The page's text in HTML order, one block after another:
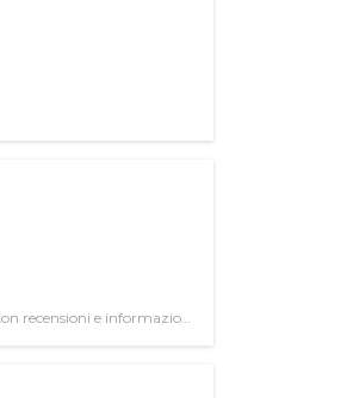
recensioni e informazioni